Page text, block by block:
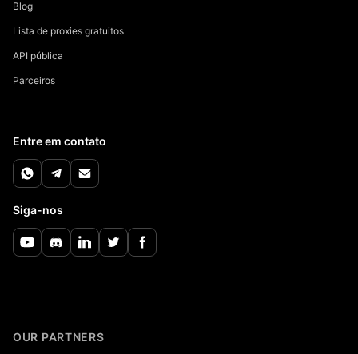
Blog
Lista de proxies gratuitos
API pública
Parceiros
Entre em contato
Siga-nos
OUR PARTNERS